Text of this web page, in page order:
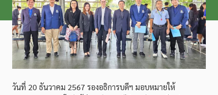
วันที่ 20 ธันวาคม 2567 รองอธิการบดีฯ มอบหมายให้